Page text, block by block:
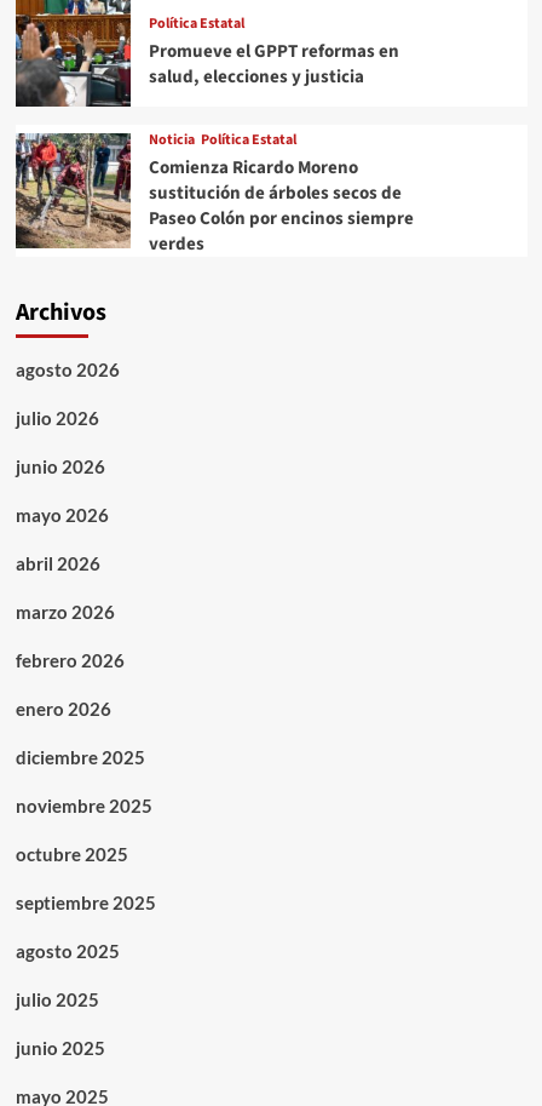
Política Estatal
Promueve el GPPT reformas en
salud, elecciones y justicia
Noticia Política Estatal
Comienza Ricardo Moreno
sustitución de árboles secos de
Paseo Colón por encinos siempre
verdes
Archivos
agosto 2026
julio 2026
junio 2026
mayo 2026
abril 2026
marzo 2026
febrero 2026
enero 2026
diciembre 2025
noviembre 2025
octubre 2025
septiembre 2025
agosto 2025
julio 2025
junio 2025
mayo 2025